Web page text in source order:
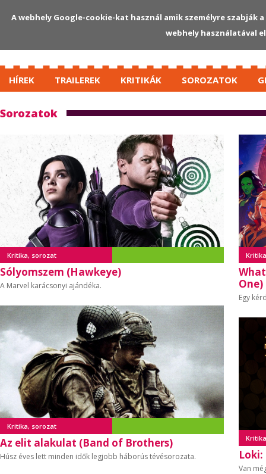
HÍREK TRAILEREK KRITIKÁK SOROZATOK
Sorozatok
Kritika, sorozat
Sólyomszem (Hawkeye)
A Marvel karácsonyi ajándéka.
Kritika, sorozat
Az elit alakulat (Band of Brothers)
Húsz éves lett minden idők legjobb háborús tévésorozata.
One)
Egy
Loki:
Van
A webhely Google-cookie-kat használ amik személyre
webhely használatával